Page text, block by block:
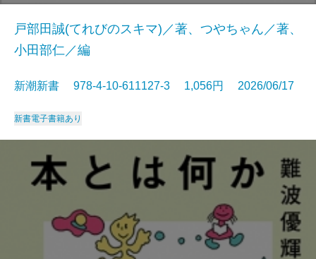
戸部田誠(てれびのスキマ)／著、つやちゃん／著、
小田部仁／編
新潮新書 978-4-10-611127-3 1,056円 2026/06/17
新書電子書籍あり